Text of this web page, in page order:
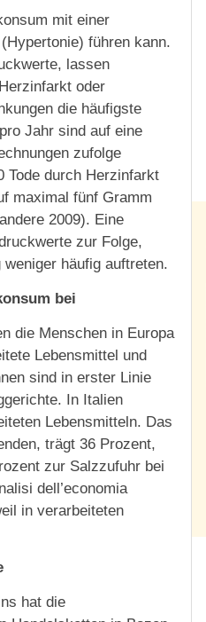
mit einer
führen kann.
lassen
oder
die häufigste
Jahr sind auf eine
zufolge
Tode durch Herzinfarkt
maximal fünf Gramm
2009). Eine
zur Folge,
häufig auftreten.
bei
die Menschen in Europa
Lebensmittel und
sind in erster Linie
In Italien
Lebensmitteln. Das
trägt 36 Prozent,
zur Salzzufuhr bei
dell’economia
in verarbeiteten
hat die